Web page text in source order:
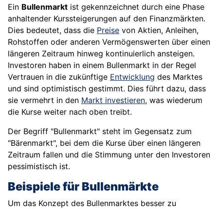
Ein Bullenmarkt ist gekennzeichnet durch eine Phase
anhaltender Kurssteigerungen auf den Finanzmärkten.
Dies bedeutet, dass die Preise von Aktien, Anleihen,
Rohstoffen oder anderen Vermögenswerten über einen
längeren Zeitraum hinweg kontinuierlich ansteigen.
Investoren haben in einem Bullenmarkt in der Regel
Vertrauen in die zukünftige Entwicklung des Marktes
und sind optimistisch gestimmt. Dies führt dazu, dass
sie vermehrt in den Markt investieren, was wiederum
die Kurse weiter nach oben treibt.
Der Begriff "Bullenmarkt" steht im Gegensatz zum
"Bärenmarkt", bei dem die Kurse über einen längeren
Zeitraum fallen und die Stimmung unter den Investoren
pessimistisch ist.
Beispiele für Bullenmärkte
Um das Konzept des Bullenmarktes besser zu